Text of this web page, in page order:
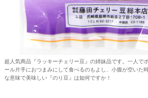
超人気商品『ラッキーチェリー豆』の姉妹品です。一人で
ール片手におつまみにして食べるのもよし、小腹が空いた
な意味で美味しい『のり豆』は如何ですか！